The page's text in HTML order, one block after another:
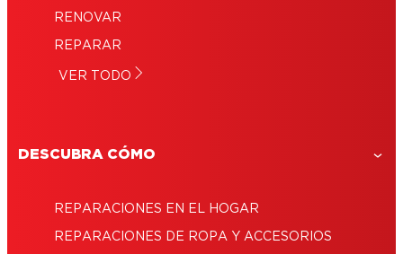
¿Cómo reparar unos aretes?
Pegante para zapatos: lo que debes saber
Cómo reparar cuero: salvarás el mobiliario
RENOVAR
REPARAR
VER TODO
DESCUBRA CÓMO
REPARACIONES EN EL HOGAR
REPARACIONES DE ROPA Y ACCESORIOS